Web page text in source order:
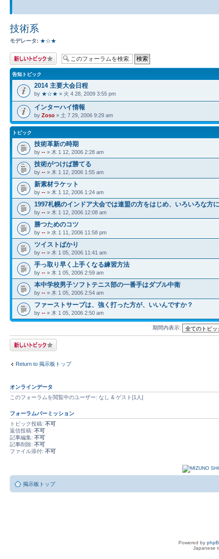
技術系
モデレータ: ★☆★
トピックを投稿す
る
告知トピック
2014 主要大会日程
by ★☆★ » 火 4 28, 2009 3:55 pm
インターハイ情報
by Zoso » 土 7 29, 2006 9:29 am
トピック
技術革新の時期
by -- » 木 1 12, 2006 2:28 am
技術がつけば勝てる
by -- » 木 1 12, 2006 1:55 am
新素材ラケット
by -- » 木 1 12, 2006 1:24 am
1997札幌のインドア大会では連盟の方をはじめ、いろいろな方
by -- » 木 1 12, 2006 12:08 am
勝つためのコツ
by -- » 水 1 11, 2006 11:58 pm
ツイストばかり
by -- » 木 1 05, 2006 11:41 am
手っ取り早く上手くなる練習方法
by -- » 木 1 05, 2006 2:59 am
本中学校男子ソフトテニス部の一番手はダブル中衛
by -- » 木 1 05, 2006 2:54 am
ファーストサーブは、強く打った方が、いいんですか？
by -- » 木 1 05, 2006 2:50 am
期間内表示:
トピックを投稿す
る
Return to 掲示板トップ
オンラインデータ
このフォーラムを閲覧中のユーザー: なし & ゲスト[1人]
フォーラムパーミッション
トピック投稿: 不可
返信投稿: 不可
記事編集: 不可
記事削除: 不可
ファイル添付: 不可
掲示板トップ
Powered by
Japanese